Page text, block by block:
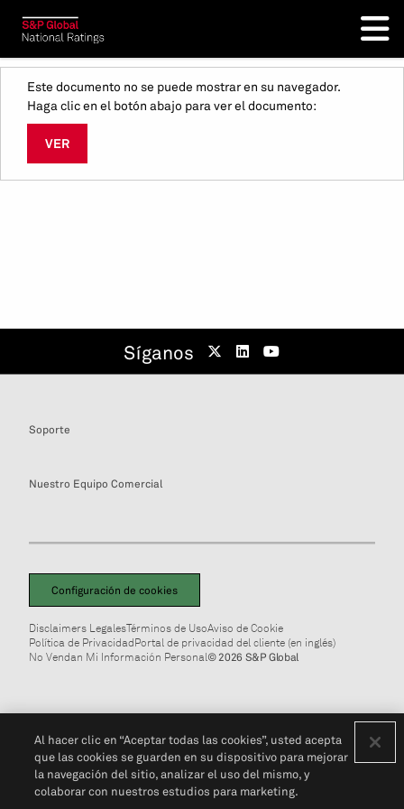
Este documento no se puede mostrar en su navegador.
Haga clic en el botón abajo para ver el documento:
VER
Síganos
Soporte
Nuestro Equipo Comercial
Configuración de cookies
Disclaimers LegalesTérminos de UsoAviso de Cookie
Política de PrivacidadPortal de privacidad del cliente (en inglés)
No Vendan Mi Información Personal© 2026 S&P Global
Al hacer clic en “Aceptar todas las cookies”, usted acepta
que las cookies se guarden en su dispositivo para mejorar
la navegación del sitio, analizar el uso del mismo, y
colaborar con nuestros estudios para marketing.